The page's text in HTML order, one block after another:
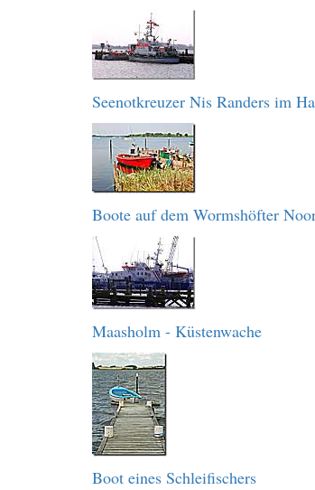
Seenotkreuzer Nis Randers im
Boote auf dem Wormshöfter
Maasholm - Küstenwache
Boot eines Schleifischers